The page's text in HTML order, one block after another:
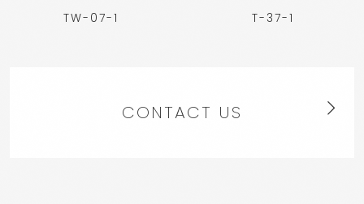
TW-07-1 T-37-1
CONTACT US